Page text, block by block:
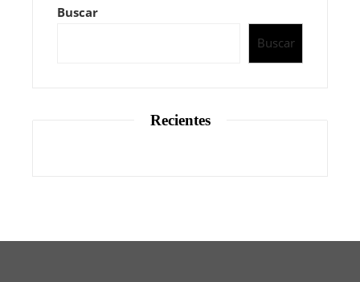
Buscar
Buscar
Recientes